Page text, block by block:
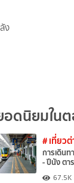
ง
อดนิยมใน
# เที่ยว
การเดินท
- ปีนัง ตา
67.5K